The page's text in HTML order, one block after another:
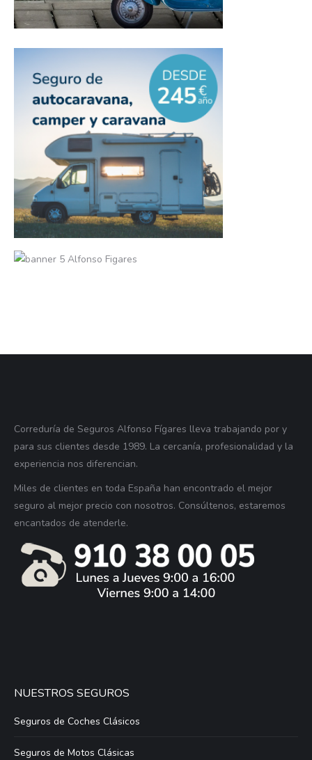
Correduría de Seguros Alfonso Fígares lleva trabajando por y
para sus clientes desde 1989. La cercanía, profesionalidad y la
experiencia nos diferencian.
Miles de clientes en toda España han encontrado el mejor
seguro al mejor precio con nosotros. Consúltenos, estaremos
encantados de atenderle.
NUESTROS SEGUROS
Seguros de Coches Clásicos
Seguros de Motos Clásicas